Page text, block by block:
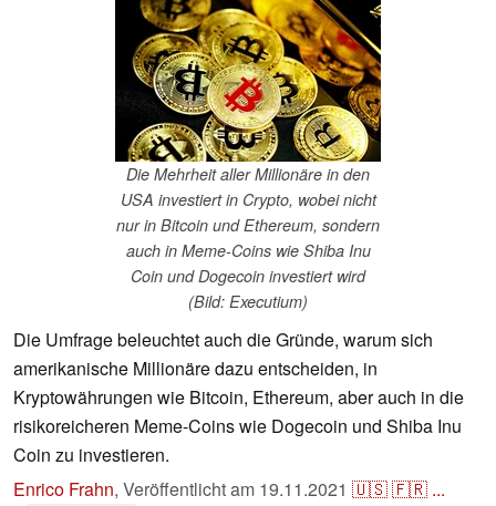
Die Mehrheit aller Millionäre in den
USA investiert in Crypto, wobei nicht
nur in Bitcoin und Ethereum, sondern
auch in Meme-Coins wie Shiba Inu
Coin und Dogecoin investiert wird
(Bild: Executium)
Die Umfrage beleuchtet auch die Gründe, warum sich
amerikanische Millionäre dazu entscheiden, in
Kryptowährungen wie Bitcoin, Ethereum, aber auch in die
risikoreicheren Meme-Coins wie Dogecoin und Shiba Inu
Coin zu investieren.
Enrico Frahn, Veröffentlicht am 19.11.2021 🇺🇸🇫🇷 ...